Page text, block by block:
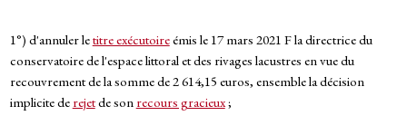
1°) d'annuler letitre exécutoireémis le 17 mars 2021 F la directrice du
conservatoire de l'espace littoral et des rivages lacustres en vue du
recouvrement de la somme de 2 614,15 euros, ensemble la décision
implicite de rejetde son recours gracieux;